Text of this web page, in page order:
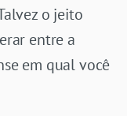
o jeito
entre a
em qual você